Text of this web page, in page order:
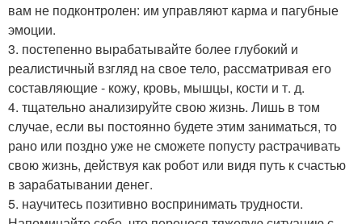
вам не подконтролен: им управляют карма и пагубные
эмоции.
3. постепенно вырабатывайте более глубокий и
реалистичный взгляд на свое тело, рассматривая его
составляющие - кожу, кровь, мышцы, кости и т. д.
4. тщательно анализируйте свою жизнь. Лишь в том
случае, если вы постоянно будете этим заниматься, то
рано или поздно уже не сможете попусту растрачивать
свою жизнь, действуя как робот или видя путь к счастью
в зарабатывании денег.
5. научитесь позитивно воспринимать трудности.